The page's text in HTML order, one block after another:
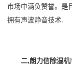
市场中满负赞誉。是
拥有声波静音技术.
二,朗力信除湿机